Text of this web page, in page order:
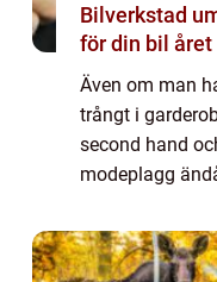
Bilverkstad umeå så hittar du
för din bil året
Även om man
trångt i
second hand
modeplagg